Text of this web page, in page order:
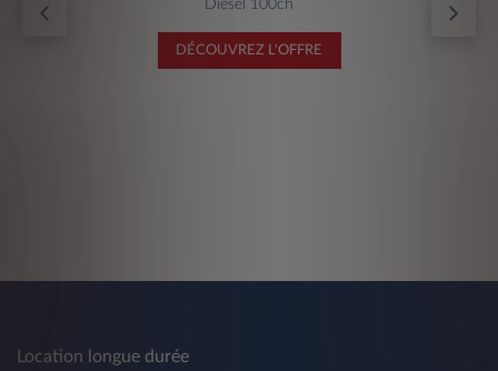
Diesel 100ch
DÉCOUVREZ L'OFFRE
Location longue durée